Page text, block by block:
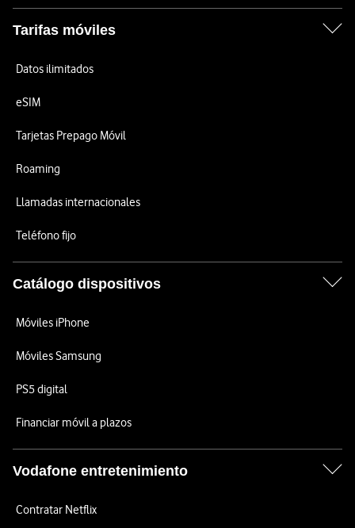
Tarifas móviles
Datos ilimitados
eSIM
Tarjetas Prepago Móvil
Roaming
Llamadas internacionales
Teléfono fijo
Catálogo dispositivos
Móviles iPhone
Móviles Samsung
PS5 digital
Financiar móvil a plazos
Vodafone entretenimiento
Contratar Netflix